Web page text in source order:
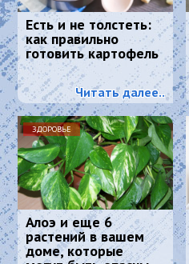
Есть и не толстеть:
как правильно
готовить картофель
Читать далее..
ЗДОРОВЬЕ
Алоэ и еще 6
растений в вашем
доме, которые